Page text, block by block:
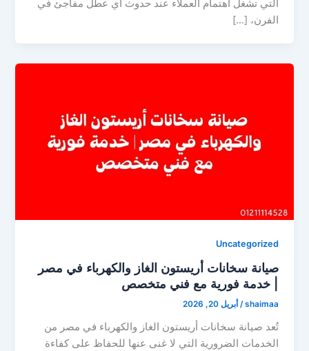
التي تشغل اهتمام العملاء عند حدوث أي عطل مفاجئ في
الفرن، […]
Uncategorized
صيانة سخانات أريستون الغاز والكهرباء في مصر
| خدمة فورية مع فني متخصص
shaimaa
/ أبريل 20, 2026
تُعد صيانة سخانات أريستون الغاز والكهرباء في مصر من
الخدمات الضرورية التي لا غنى عنها للحفاظ على كفاءة